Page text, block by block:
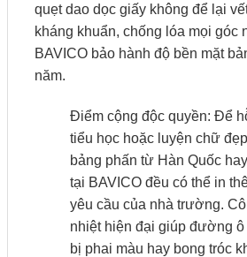
quẹt dao dọc giấy không để lại
kháng khuẩn, chống lóa mọi góc
BAVICO bảo hành độ bền mặt
năm.
Điểm cộng độc quyền: Để
tiểu học hoặc luyện chữ
bảng phấn từ Hàn Quốc
tại BAVICO đều có thể in
yêu cầu của nhà trường.
nhiệt hiện đại giúp đường ô
bị phai màu hay bong tróc